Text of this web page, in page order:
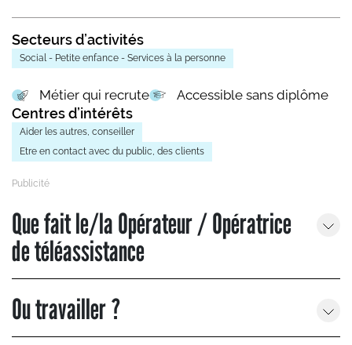
Secteurs d’activités
Social - Petite enfance - Services à la personne
Métier qui recrute Accessible sans diplôme
Centres d’intérêts
Aider les autres, conseiller
Etre en contact avec du public, des clients
Que fait le/la Opérateur / Opératrice
de téléassistance
Ou travailler ?